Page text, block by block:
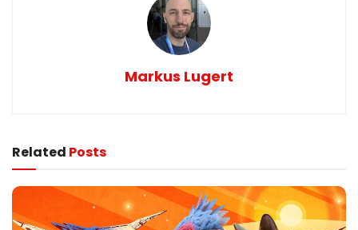
Markus Lugert
Related Posts